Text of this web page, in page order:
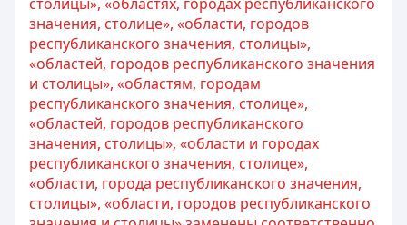
значения, столице», «области, городов
республиканского значения, столицы»,
«областей, городов республиканского значения
и столицы», «областям, городам
республиканского значения, столице»,
«областей, городов республиканского
значения, столицы», «области и городах
республиканского значения, столице»,
«области, города республиканского значения,
столицы», «области, городов республиканского